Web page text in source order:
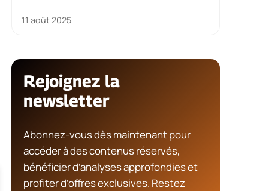
11 août 2025
Rejoignez la
newsletter
Abonnez-vous dès maintenant pour
accéder à des contenus réservés,
bénéficier d’analyses approfondies et
profiter d’offres exclusives. Restez